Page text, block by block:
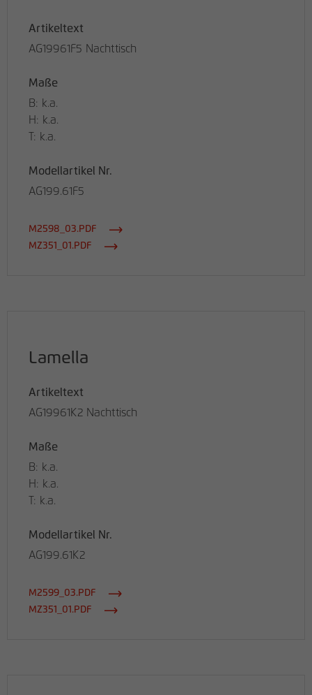
Artikeltext
AG19961F5 Nachttisch
Maße
B: k.a.
H: k.a.
T: k.a.
Modellartikel Nr.
AG199.61F5
M2598_03.PDF
MZ351_01.PDF
Lamella
Artikeltext
AG19961K2 Nachttisch
Maße
B: k.a.
H: k.a.
T: k.a.
Modellartikel Nr.
AG199.61K2
M2599_03.PDF
MZ351_01.PDF